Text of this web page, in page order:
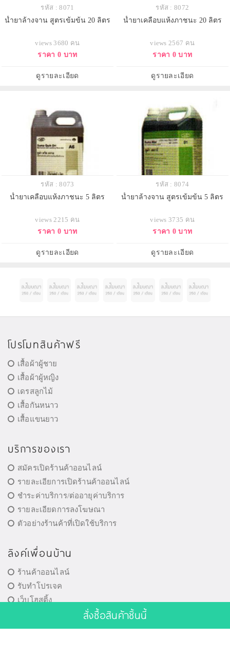
สั่งซื้อสินค้าชิ้นนี้
รหัส : 8071
น้ำยาล้างจาน สูตรเข้มข้น 20 ลิตร
views 3680 คน
ราคา 0 บาท
ดูรายละเอียด
รหัส : 8072
น้ำยาเคลือบแห้งภาชนะ 20 ลิตร
views 2567 คน
ราคา 0 บาท
ดูรายละเอียด
รหัส : 8073
น้ำยาเคลือบแห้งภาชนะ 5 ลิตร
views 2215 คน
ราคา 0 บาท
ดูรายละเอียด
รหัส : 8074
น้ำยาล้างจาน สูตรเข้มข้น 5 ลิตร
views 3735 คน
ราคา 0 บาท
ดูรายละเอียด
โปรโมทสินค้าฟรี
เสื้อผ้าผู้ชาย
เสื้อผ้าผู้หญิง
เดรสลูกไม้
เสื้อกันหนาว
เสื้อแขนยาว
บริการของเรา
สมัครเปิดร้านค้าออนไลน์
รายละเอียการเปิดร้านค้าออนไลน์
ชำระค่าบริการ/ต่ออายุค่าบริการ
รายละเอียดการลงโฆษณา
ตัวอย่างร้านค้าที่เปิดใช้บริการ
ลิงค์เพื่อนบ้าน
ร้านค้าออนไลน์
รับทำโปรเจค
เว็บโฮสติ้ง
ข่าวไอที